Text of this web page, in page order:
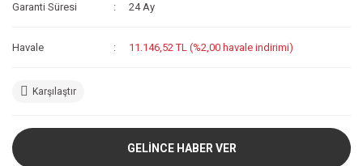
Garanti Süresi 24 Ay
Havale 11.146,52 TL (%2,00 havale indirimi)
Karşılaştır
GELİNCE HABER VER